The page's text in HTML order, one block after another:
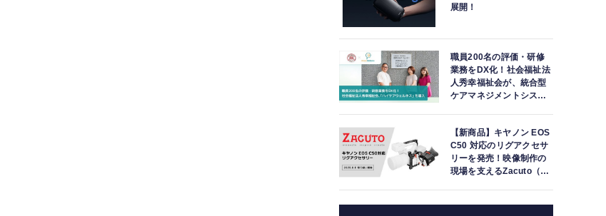
展開！
職員200名の評価・研修
業務をDX化！社会福祉法
人秀幸福祉会が、統合型
ケアマネジメントシステ
【新商品】キヤノン EOS
C50 対応のリグアクセサ
リーを発売！映像制作の
現場を支えるZacuto（ザ